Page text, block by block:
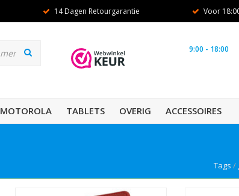
14 Dagen Retourgarantie Voor
9:00 - 18:00
MOTOROLA TABLETS OVERIG ACCESSOIRES
Tags /